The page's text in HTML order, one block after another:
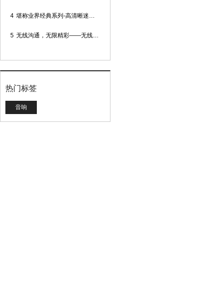
4 堪称业界经典系列-高清晰迷你型头戴话筒
5 无线沟通，无限精彩——无线会议话筒
热门标签
音响